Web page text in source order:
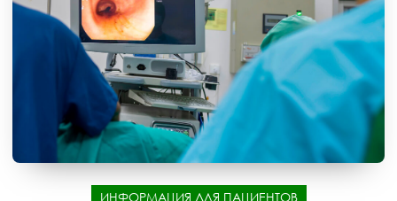
ИНФОРМАЦИЯ ДЛЯ ПАЦИЕНТОВ